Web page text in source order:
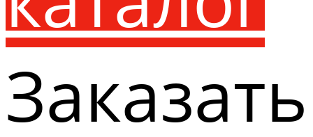
Заказать